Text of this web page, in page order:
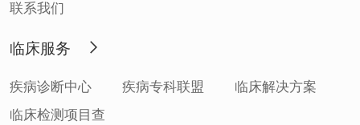
联系我们
临床服务
疾病诊断中心 疾病专科联盟
临床解决方案
临床检测项目查